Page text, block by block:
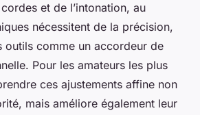
et de l’intonation, au
nécessitent de la précision,
outils comme un accordeur de
Pour les amateurs les plus
ces ajustements affine non
mais améliore également leur